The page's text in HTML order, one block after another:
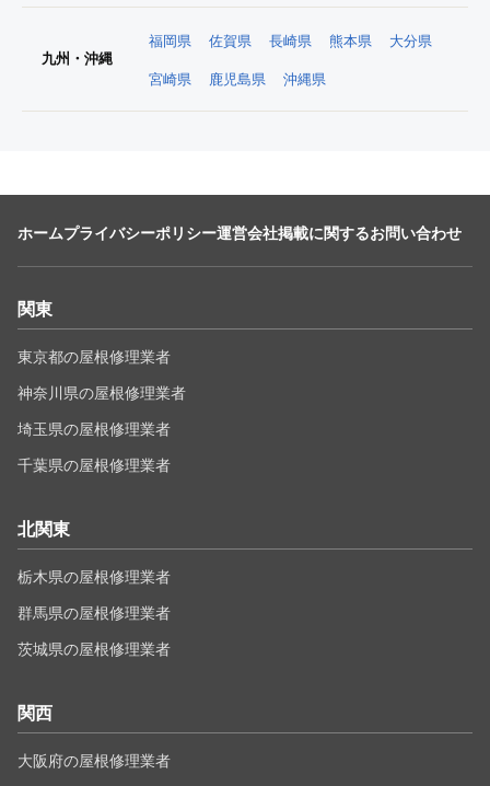
九州・沖縄
福岡県 佐賀県 長崎県 熊本県 大分県
宮崎県 鹿児島県 沖縄県
ホームプライバシーポリシー運営会社掲載に関するお問い合わせ
関東
東京都の屋根修理業者
神奈川県の屋根修理業者
埼玉県の屋根修理業者
千葉県の屋根修理業者
北関東
栃木県の屋根修理業者
群馬県の屋根修理業者
茨城県の屋根修理業者
関西
大阪府の屋根修理業者